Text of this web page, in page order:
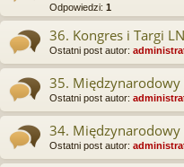
Odpowiedzi: 1
36. Kongres i Targi
Ostatni post autor:
35. Międzynarodowy
Ostatni post autor:
34. Międzynarodowy
Ostatni post autor: